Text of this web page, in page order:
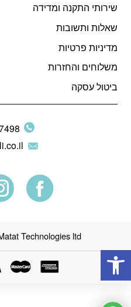
שירותי התקנה ומדידה
שאלות ותשובות
מדיניות פרטיות
משלוחים והחזרות
ביטול עסקה
Technologies ltd
פתח סרגל